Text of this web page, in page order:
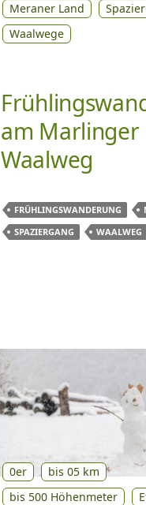
Meraner Land
Waalwege
am Marlinger
Waalweg
FRÜHLINGSWANDERUNG
SPAZIERGANG
WAALWEG
0er
bis 05 km
bis 500 Höhenmeter